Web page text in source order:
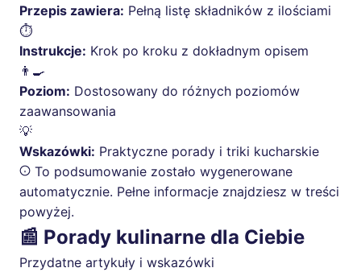
Przepis zawiera: Pełną listę składników z ilościami
⏱️
Instrukcje: Krok po kroku z dokładnym opisem
👨‍🍳
Poziom: Dostosowany do różnych poziomów
zaawansowania
💡
Wskazówki: Praktyczne porady i triki kucharskie
To podsumowanie zostało wygenerowane
automatycznie. Pełne informacje znajdziesz w treści
powyżej.
📰 Porady kulinarne dla Ciebie
Przydatne artykuły i wskazówki